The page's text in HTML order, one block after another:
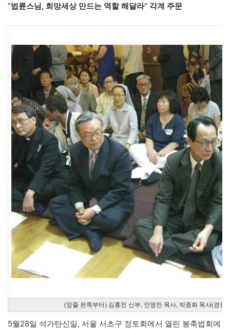
“법륜스님, 희망세상 만드는 역할 해달라” 각계 주문
(앞줄 왼쪽부터) 김홍진 신부, 인명진 목사, 박종화 목사(경동
5월28일 석가탄신일, 서울 서초구 정토회에서 열린 봉축법회에